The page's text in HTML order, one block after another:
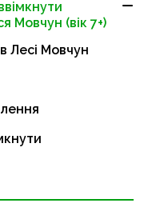
Мовчун (вік 7+)
Лесі Мовчун